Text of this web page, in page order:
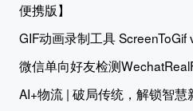
便携版】
GIF动画录制工具 ScreenToGif
微信单向好友检测
AI+物流 | 破局传统，解锁智慧